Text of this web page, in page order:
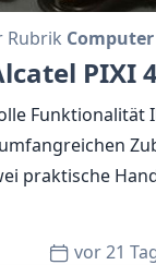
Rubrik
PIXI
Funktionalität
praktische
vor 21